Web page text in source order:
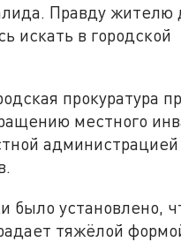
Правду жителю
искать в городской
прокуратура
местного
администрацией
было установлено,
тяжёлой